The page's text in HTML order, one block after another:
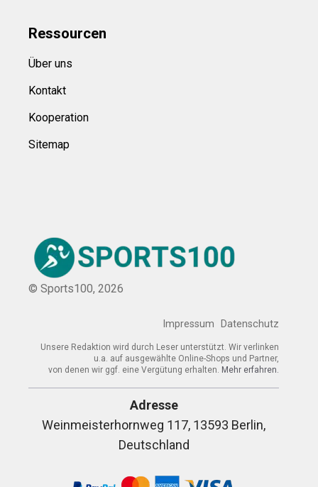
Ressourcen
Über uns
Kontakt
Kooperation
Sitemap
© Sports100, 2026
Impressum Datenschutz
Unsere Redaktion wird durch Leser unterstützt. Wir verlinken
u.a. auf ausgewählte Online-Shops und Partner,
von denen wir ggf. eine Vergütung erhalten. Mehr erfahren.
Adresse
Weinmeisterhornweg 117, 13593 Berlin,
Deutschland